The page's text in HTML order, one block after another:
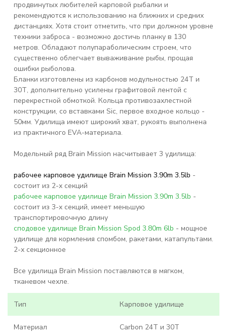
продвинутых любителей карповой рыбалки и
рекомендуются к использованию на ближних и средних
дистанциях. Хотя стоит отметить, что при должном уровне
техники заброса - возможно достичь планку в 130
метров. Обладают полупараболическим строем, что
существенно облегчает вываживание рыбы, прощая
ошибки рыболова.
Бланки изготовлены из карбонов модульностью 24Т и
30Т, дополнительно усилены графитовой лентой с
перекрестной обмоткой. Кольца противозахлестной
конструкции, со вставками Sic, первое входное кольцо -
50мм. Удилища имеют широкий хват, рукоять выполнена
из практичного EVA-материала.
Модельный ряд Brain Mission насчитывает 3 удилища:
рабочее карповое удилище Brain Mission 3.90m 3.5lb -
состоит из 2-х секций
рабочее карповое удилище Brain Mission 3.90m 3.5lb -
состоит из 3-х секций, имеет меньшую
транспортировочную длину
сподовое удилище Brain Mission Spod 3.80m 6lb - мощное
удилище для кормления спомбом, ракетами, катапультами.
2-х секционное
Все удилища Brain Mission поставляются в мягком,
тканевом чехле.
Тип Карповое удилище
Материал Carbon 24Т и 30Т